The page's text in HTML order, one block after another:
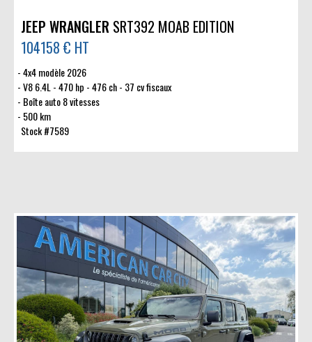
JEEP WRANGLER SRT392 MOAB EDITION
104158 € HT
4x4 modèle 2026
V8 6.4L - 470 hp - 476 ch - 37 cv fiscaux
Boîte auto 8 vitesses
500 km
Stock #7589